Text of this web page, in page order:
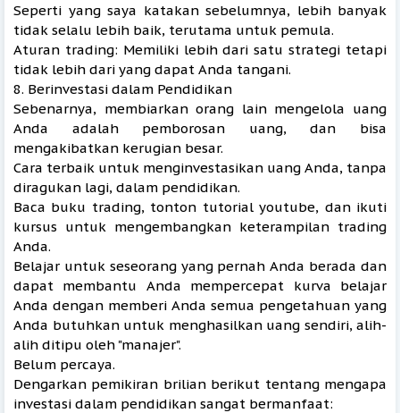
Seperti yang saya katakan sebelumnya, lebih banyak
tidak selalu lebih baik, terutama untuk pemula.
Aturan trading: Memiliki lebih dari satu strategi tetapi
tidak lebih dari yang dapat Anda tangani.
8. Berinvestasi dalam Pendidikan
Sebenarnya, membiarkan orang lain mengelola uang
Anda adalah pemborosan uang, dan bisa
mengakibatkan kerugian besar.
Cara terbaik untuk menginvestasikan uang Anda, tanpa
diragukan lagi, dalam pendidikan.
Baca buku trading, tonton tutorial youtube, dan ikuti
kursus untuk mengembangkan keterampilan trading
Anda.
Belajar untuk seseorang yang pernah Anda berada dan
dapat membantu Anda mempercepat kurva belajar
Anda dengan memberi Anda semua pengetahuan yang
Anda butuhkan untuk menghasilkan uang sendiri, alih-
alih ditipu oleh "manajer".
Belum percaya.
Dengarkan pemikiran brilian berikut tentang mengapa
investasi dalam pendidikan sangat bermanfaat: